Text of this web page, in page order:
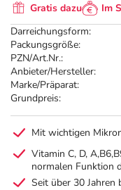
Gratis dazu
Im
Darreichungsform:
Packungsgröße:
PZN/Art.Nr.:
Anbieter/Hersteller:
Marke/Präparat:
Grundpreis:
Mit wichtigen
Vitamin C, D,
normalen Funktion
Seit über 30 Jahren